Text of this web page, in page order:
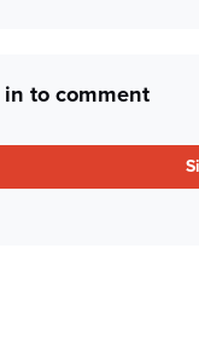
to comment